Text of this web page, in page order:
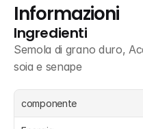
Informazioni
Ingredienti
Semola di grano duro,
soia e senape
componente